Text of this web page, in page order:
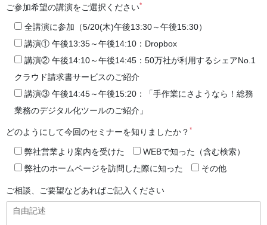
ご参加希望の講演をご選択ください*
全講演に参加（5/20(木)午後13:30～午後15:30）
講演① 午後13:35～午後14:10：Dropbox
講演② 午後14:10～午後14:45：50万社が利用するシェアNo.1
クラウド請求書サービスのご紹介
講演③ 午後14:45～午後15:20：「手作業にさようなら！総務
業務のデジタル化ツールのご紹介」
どのようにして今回のセミナーを知りましたか？ *
弊社営業より案内を受けた
WEBで知った（含む検索）
弊社のホームページを訪問した際に知った
その他
ご相談、ご要望などあればご記入ください